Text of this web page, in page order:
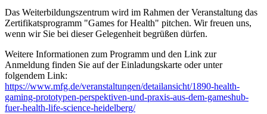
Das Weiterbildungszentrum wird im Rahmen der Veranstaltung das
Zertifikatsprogramm "Games for Health" pitchen. Wir freuen uns,
wenn wir Sie bei dieser Gelegenheit begrüßen dürfen.
Weitere Informationen zum Programm und den Link zur
Anmeldung finden Sie auf der Einladungskarte oder unter
folgendem Link:
https://www.mfg.de/veranstaltungen/detailansicht/1890-health-
gaming-prototypen-perspektiven-und-praxis-aus-dem-gameshub-
fuer-health-life-science-heidelberg/